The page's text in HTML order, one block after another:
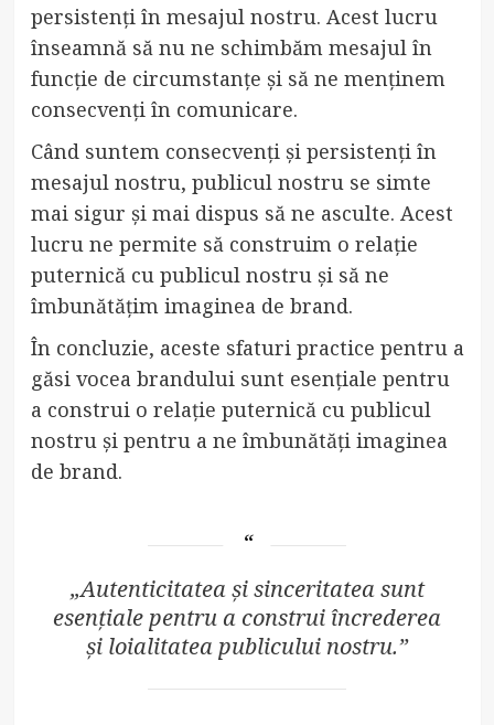
persistenți în mesajul nostru. Acest lucru
înseamnă să nu ne schimbăm mesajul în
funcție de circumstanțe și să ne menținem
consecvenți în comunicare.
Când suntem consecvenți și persistenți în
mesajul nostru, publicul nostru se simte
mai sigur și mai dispus să ne asculte. Acest
lucru ne permite să construim o relație
puternică cu publicul nostru și să ne
îmbunătățim imaginea de brand.
În concluzie, aceste sfaturi practice pentru a
găsi vocea brandului sunt esențiale pentru
a construi o relație puternică cu publicul
nostru și pentru a ne îmbunătăți imaginea
de brand.
„Autenticitatea și sinceritatea sunt
esențiale pentru a construi încrederea
și loialitatea publicului nostru.”